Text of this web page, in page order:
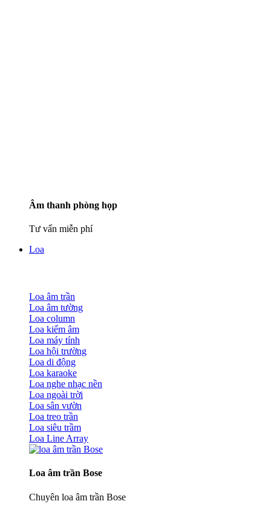
Âm thanh phòng họp
Tư vấn miễn phí
Loa
Loa âm trần
Loa âm tường
Loa column
Loa kiểm âm
Loa máy tính
Loa hội trường
Loa di động
Loa karaoke
Loa nghe nhạc nền
Loa ngoài trời
Loa sân vườn
Loa treo trần
Loa siêu trầm
Loa Line Array
Loa âm trần Bose
Chuyên loa âm trần Bose